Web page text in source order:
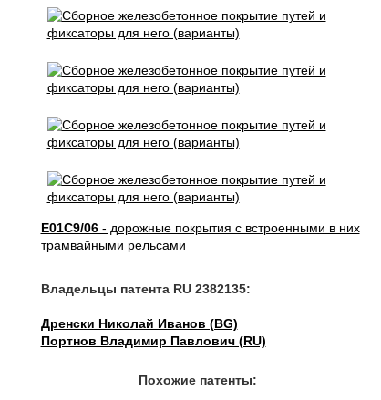
E01C9/06- дорожные покрытия с встроенными в них
трамвайными рельсами
Владельцы патента RU 2382135:
Дренски Николай Иванов (BG)
Портнов Владимир Павлович (RU)
Похожие патенты: